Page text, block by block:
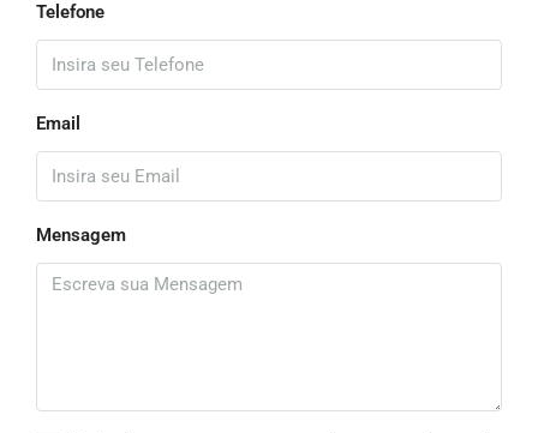
Telefone
Email
Mensagem